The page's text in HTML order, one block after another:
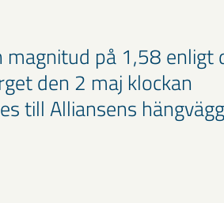
magnitud på 1,58 enligt
den 2 maj klockan
till Alliansens